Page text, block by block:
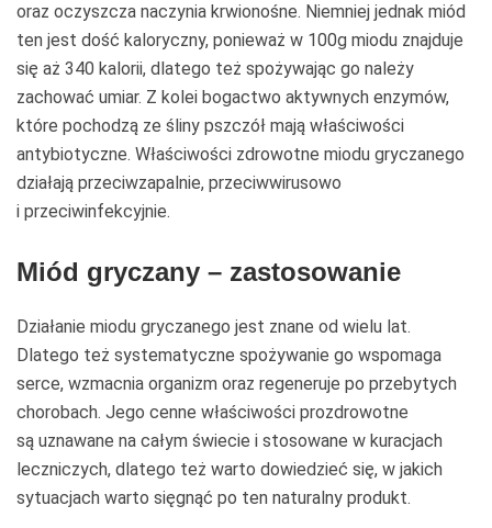
oraz oczyszcza naczynia krwionośne. Niemniej jednak miód
ten jest dość kaloryczny, ponieważ w 100g miodu znajduje
się aż 340 kalorii, dlatego też spożywając go należy
zachować umiar. Z kolei bogactwo aktywnych enzymów,
które pochodzą ze śliny pszczół mają właściwości
antybiotyczne. Właściwości zdrowotne miodu gryczanego
działają przeciwzapalnie, przeciwwirusowo
i przeciwinfekcyjnie.
Miód gryczany – zastosowanie
Działanie miodu gryczanego jest znane od wielu lat.
Dlatego też systematyczne spożywanie go wspomaga
serce, wzmacnia organizm oraz regeneruje po przebytych
chorobach. Jego cenne właściwości prozdrowotne
są uznawane na całym świecie i stosowane w kuracjach
leczniczych, dlatego też warto dowiedzieć się, w jakich
sytuacjach warto sięgnąć po ten naturalny produkt.